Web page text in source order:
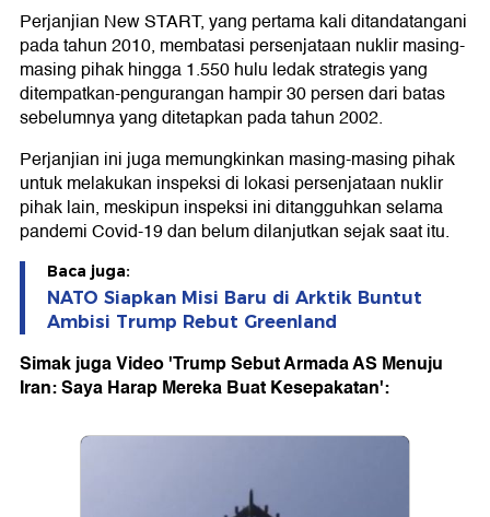
Perjanjian New START, yang pertama kali ditandatangani
pada tahun 2010, membatasi persenjataan nuklir masing-
masing pihak hingga 1.550 hulu ledak strategis yang
ditempatkan-pengurangan hampir 30 persen dari batas
sebelumnya yang ditetapkan pada tahun 2002.
Perjanjian ini juga memungkinkan masing-masing pihak
untuk melakukan inspeksi di lokasi persenjataan nuklir
pihak lain, meskipun inspeksi ini ditangguhkan selama
pandemi Covid-19 dan belum dilanjutkan sejak saat itu.
Baca juga:
NATO Siapkan Misi Baru di Arktik Buntut
Ambisi Trump Rebut Greenland
Simak juga Video 'Trump Sebut Armada AS Menuju
Iran: Saya Harap Mereka Buat Kesepakatan':